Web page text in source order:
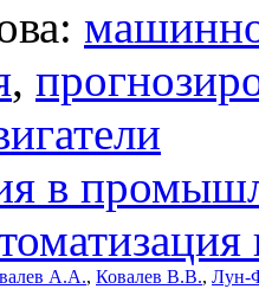
,
в
А.А., Ковалев В.В., Лун-